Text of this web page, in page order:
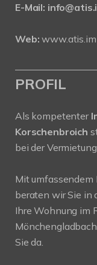
E-Mail:
Web:
PROFIL
Als kompetenter
Korschenbroich
bei der
Mit umfassendem
beraten wir Sie in
Ihre Wohnung im
Sie da.